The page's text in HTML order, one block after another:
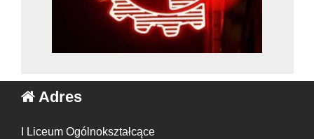
Adres
I Liceum Ogólnokształcące